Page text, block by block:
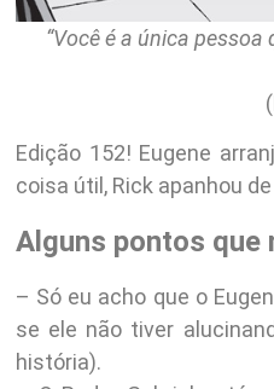
“Você é a única
(
Edição 152! Eugene
coisa útil, Rick apanhou
Alguns pontos que
– Só eu acho que o
se ele não tiver
história).